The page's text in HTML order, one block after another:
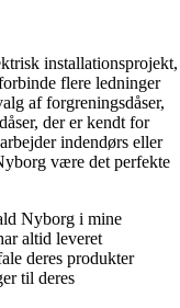
installationsprojekt,
flere ledninger
af forgreningsdåser,
der er kendt for
indendørs eller
være det perfekte
Nyborg i mine
altid leveret
deres produkter
til deres